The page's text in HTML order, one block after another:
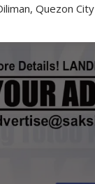
Quezon City